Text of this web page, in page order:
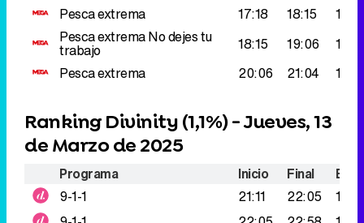
Pesca extrema
17:18 18:15
Pesca extremaNo dejes tu
trabajo 18:15 19:06
Pesca extrema
20:06 21:04
Ranking Divinity (1,1%) - Jueves, 13
de Marzo de 2025
Programa Inicio Final
9-1-1
21:11 22:05